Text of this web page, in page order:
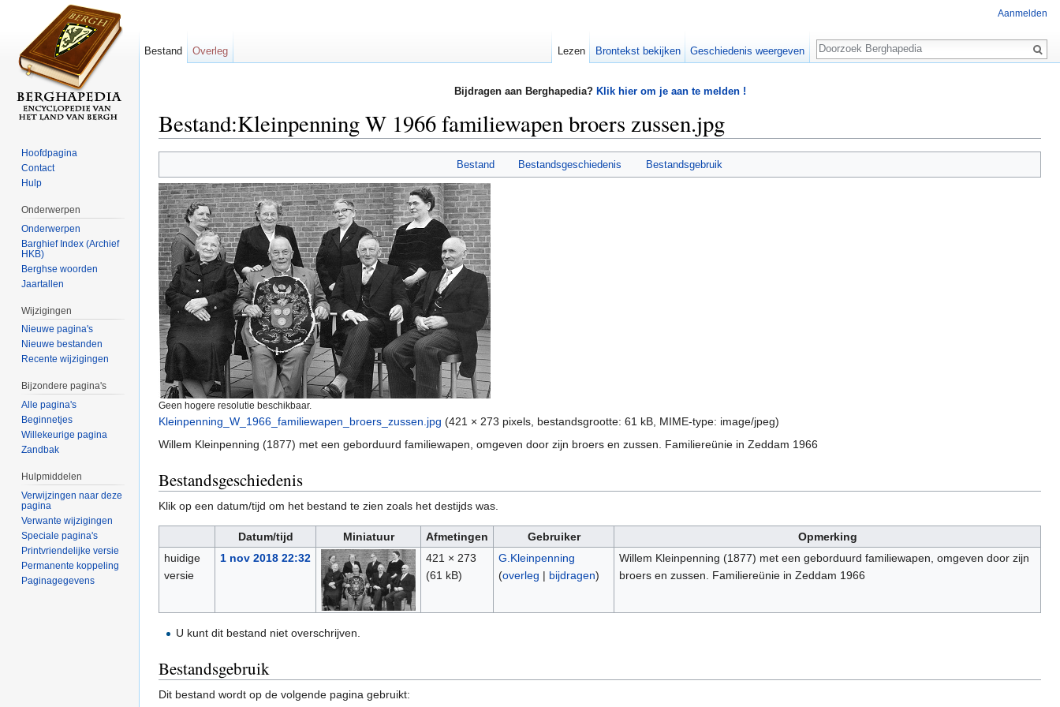
Bijdragen aan Berghapedia? Klik hier om je aan te melden !
Bestand:Kleinpenning W 1966 familiewapen broers zussen.jpg
Bestand Bestandsgeschiedenis Bestandsgebruik
Geen hogere resolutie beschikbaar.
Kleinpenning_W_1966_familiewapen_broers_zussen.jpg (421 × 273 pixels, bestandsgrootte: 61 kB, MIME-type: image/jpeg)
Willem Kleinpenning (1877) met een geborduurd familiewapen, omgeven door zijn broers en zussen. Familiereünie in Zeddam 1966
Bestandsgeschiedenis
Klik op een datum/tijd om het bestand te zien zoals het destijds was.
Datum/tijd Miniatuur Afmetingen Gebruiker
Opmerking
huidige
versie
1 nov 2018 22:32
421 × 273
(61 kB)
G.Kleinpenning
(overleg | bijdragen)
Willem Kleinpenning (1877) met een geborduurd familiewapen, omgeven door zijn
broers en zussen. Familiereünie in Zeddam 1966
U kunt dit bestand niet overschrijven.
Bestandsgebruik
Dit bestand wordt op de volgende pagina gebruikt:
Aanmelden
Bestand Overleg Lezen Brontekst bekijken Geschiedenis weergeven
Zoeken
Hoofdpagina
Contact
Hulp
Onderwerpen
Onderwerpen
Barghief Index (Archief
HKB)
Berghse woorden
Jaartallen
Wijzigingen
Nieuwe pagina's
Nieuwe bestanden
Recente wijzigingen
Bijzondere pagina's
Alle pagina's
Beginnetjes
Willekeurige pagina
Zandbak
Hulpmiddelen
Verwijzingen naar deze
pagina
Verwante wijzigingen
Speciale pagina's
Printvriendelijke versie
Permanente koppeling
Paginagegevens